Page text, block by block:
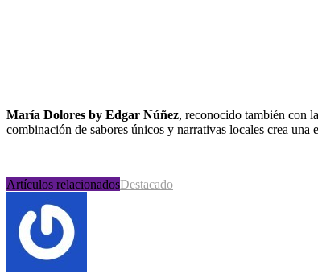
María Dolores by Edgar Núñez, reconocido también con
combinación de sabores únicos y narrativas locales crea
Artículos relacionadosDestacado